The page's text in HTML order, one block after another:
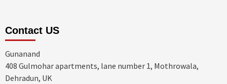
Contact US
Gunanand
408 Gulmohar apartments, lane number 1, Mothrowala,
Dehradun, UK